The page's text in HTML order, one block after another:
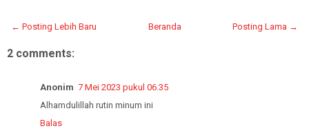
← Posting Lebih Baru Posting Lama →
Beranda
2 comments:
Anonim 7 Mei 2023 pukul 06.35
Alhamdulillah rutin minum ini
Balas